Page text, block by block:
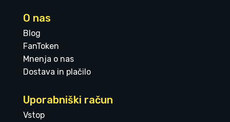
O nas
Blog
FanToken
Mnenja o nas
Dostava in plačilo
Uporabniški račun
Vstop